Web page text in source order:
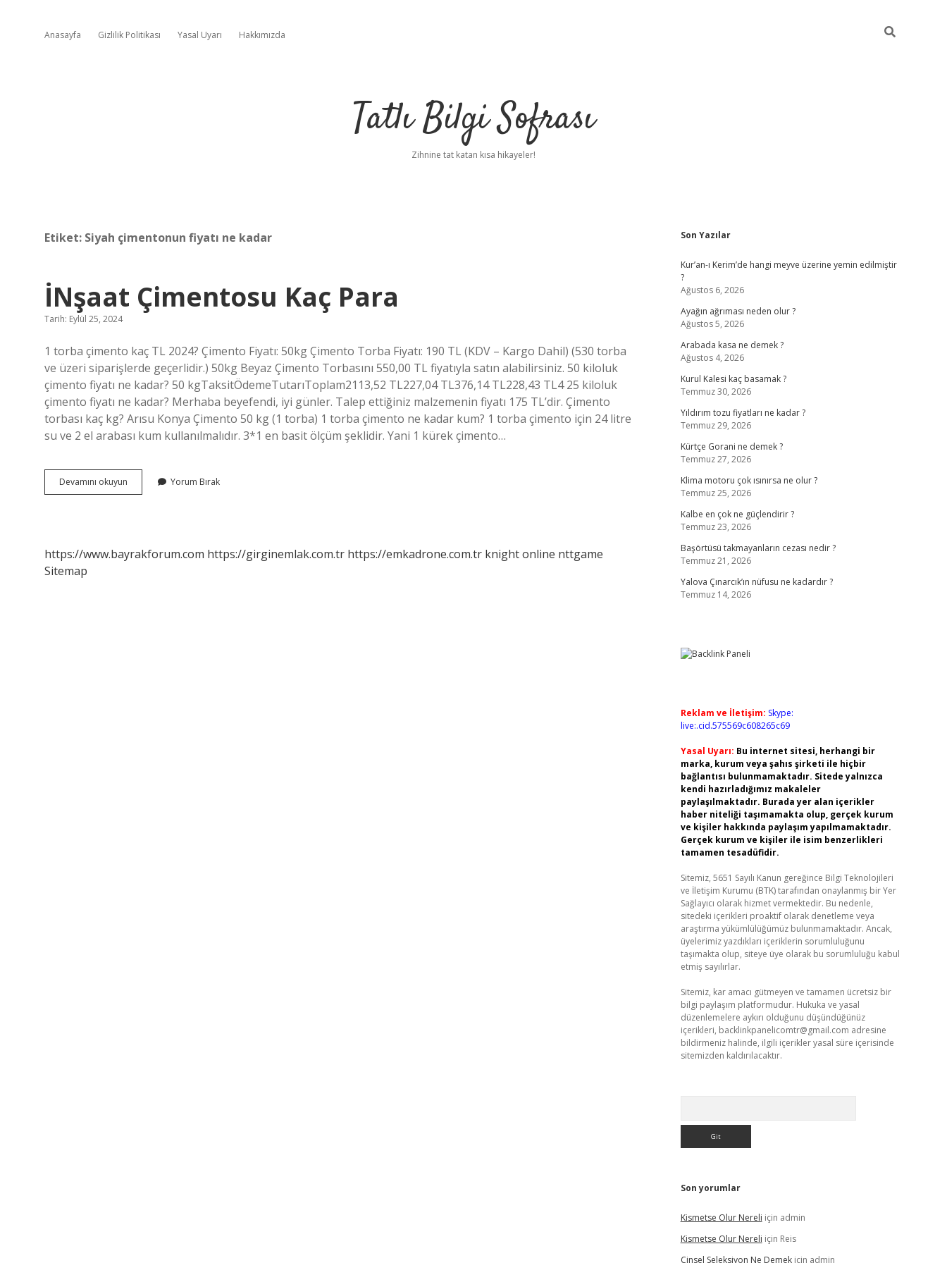
Anasayfa Gizlilik Politikası Yasal Uyarı Hakkımızda
Tatlı Bilgi Sofrası
Zihnine tat katan kısa hikayeler!
Etiket: Siyah çimentonun fiyatı ne kadar
İNşaat Çimentosu Kaç Para
Tarih: Eylül 25, 2024
1 torba çimento kaç TL 2024? Çimento Fiyatı: 50kg Çimento Torba Fiyatı: 190 TL (KDV – Kargo Dahil) (530 torba
ve üzeri siparişlerde geçerlidir.) 50kg Beyaz Çimento Torbasını 550,00 TL fiyatıyla satın alabilirsiniz. 50 kiloluk
çimento fiyatı ne kadar? 50 kgTaksitÖdemeTutarıToplam2113,52 TL227,04 TL376,14 TL228,43 TL4 25 kiloluk
çimento fiyatı ne kadar? Merhaba beyefendi, iyi günler. Talep ettiğiniz malzemenin fiyatı 175 TL’dir. Çimento
torbası kaç kg? Arısu Konya Çimento 50 kg (1 torba) 1 torba çimento ne kadar kum? 1 torba çimento için 24 litre
su ve 2 el arabası kum kullanılmalıdır. 3*1 en basit ölçüm şeklidir. Yani 1 kürek çimento…
Devamını okuyun
Çimentosu
Yorum Bırak
https://www.bayrakforum.com https://girginemlak.com.tr https://emkadrone.com.tr knight online nttgame
Sitemap
Sidebar
Son Yazılar
Kur’an-ı Kerim’de hangi meyve üzerine yemin edilmiştir
?
Ağustos 6, 2026
Ayağın ağrıması neden olur ?
Ağustos 5, 2026
Arabada kasa ne demek ?
Ağustos 4, 2026
Kurul Kalesi kaç basamak ?
Temmuz 30, 2026
Yıldırım tozu fiyatları ne kadar ?
Temmuz 29, 2026
Kürtçe Gorani ne demek ?
Temmuz 27, 2026
Klima motoru çok ısınırsa ne olur ?
Temmuz 25, 2026
Kalbe en çok ne güçlendirir ?
Temmuz 23, 2026
Başörtüsü takmayanların cezası nedir ?
Temmuz 21, 2026
Yalova Çınarcık’ın nüfusu ne kadardır ?
Temmuz 14, 2026
Reklam ve İletişim: Skype:
live:.cid.575569c608265c69
Yasal Uyarı: Bu internet sitesi, herhangi bir
marka, kurum veya şahıs şirketi ile hiçbir
bağlantısı bulunmamaktadır. Sitede yalnızca
kendi hazırladığımız makaleler
paylaşılmaktadır. Burada yer alan içerikler
haber niteliği taşımamakta olup, gerçek kurum
ve kişiler hakkında paylaşım yapılmamaktadır.
Gerçek kurum ve kişiler ile isim benzerlikleri
tamamen tesadüfidir.
Sitemiz, 5651 Sayılı Kanun gereğince Bilgi Teknolojileri
ve İletişim Kurumu (BTK) tarafından onaylanmış bir Yer
Sağlayıcı olarak hizmet vermektedir. Bu nedenle,
sitedeki içerikleri proaktif olarak denetleme veya
araştırma yükümlülüğümüz bulunmamaktadır. Ancak,
üyelerimiz yazdıkları içeriklerin sorumluluğunu
taşımakta olup, siteye üye olarak bu sorumluluğu kabul
etmiş sayılırlar.
Sitemiz, kar amacı gütmeyen ve tamamen ücretsiz bir
bilgi paylaşım platformudur. Hukuka ve yasal
düzenlemelere aykırı olduğunu düşündüğünüz
içerikleri, backlinkpanelicomtr@gmail.com adresine
bildirmeniz halinde, ilgili içerikler yasal süre içerisinde
sitemizden kaldırılacaktır.
Son yorumlar
Kismetse Olur Nereli için admin
Kismetse Olur Nereli için Reis
Cinsel Seleksiyon Ne Demekiçin admin